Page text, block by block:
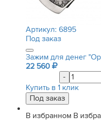
Артикул: 6895
Под заказ
Зажим для денег
22 560
-
Купить в 1 клик
В избранном В